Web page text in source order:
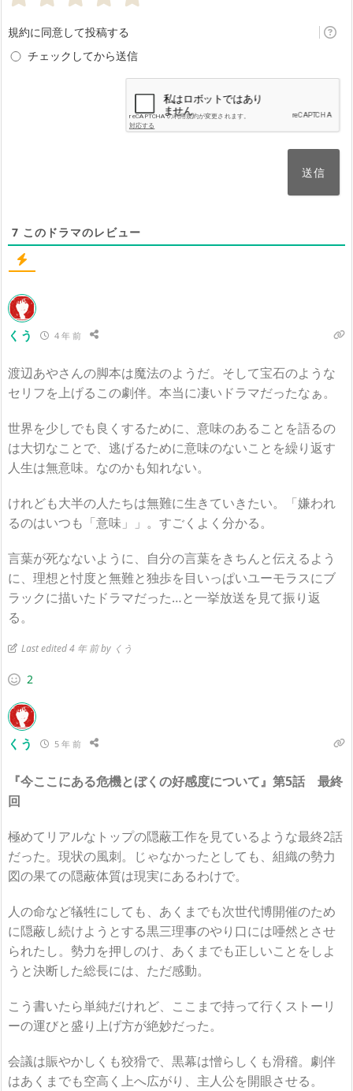
ん)
規約に同意して投稿する
チェックしてから送信
7 このドラマのレビュー
くう 4 年 前
渡辺あやさんの脚本は魔法のようだ。そして宝石のような
セリフを上げるこの劇伴。本当に凄いドラマだったなぁ。
世界を少しでも良くするために、意味のあることを語るの
は大切なことで、逃げるために意味のないことを繰り返す
人生は無意味。なのかも知れない。
けれども大半の人たちは無難に生きていきたい。「嫌われ
るのはいつも「意味」」。すごくよく分かる。
言葉が死なないように、自分の言葉をきちんと伝えるよう
に、理想と忖度と無難と独歩を目いっぱいユーモラスにブ
ラックに描いたドラマだった…と一挙放送を見て振り返
る。
Last edited 4 年 前 by くう
2
くう 5 年 前
『今ここにある危機とぼくの好感度について』第5話 最終
回
極めてリアルなトップの隠蔽工作を見ているような最終2話
だった。現状の風刺。じゃなかったとしても、組織の勢力
図の果ての隠蔽体質は現実にあるわけで。
人の命など犠牲にしても、あくまでも次世代博開催のため
に隠蔽し続けようとする黒三理事のやり口には唖然とさせ
られたし。勢力を押しのけ、あくまでも正しいことをしよ
うと決断した総長には、ただ感動。
こう書いたら単純だけれど、ここまで持って行くストーリ
ーの運びと盛り上げ方が絶妙だった。
会議は賑やかしくも狡猾で、黒幕は憎らしくも滑稽。劇伴
はあくまでも空高く上へ広がり、主人公を開眼させる。